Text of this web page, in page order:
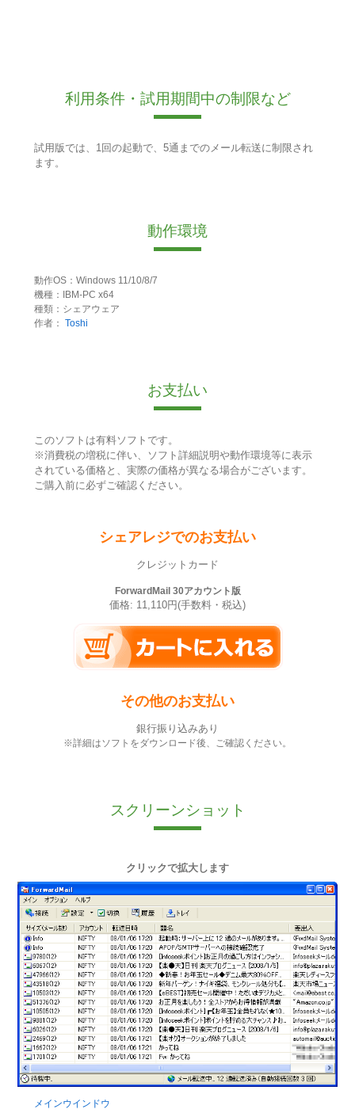
利用条件・試用期間中の制限など
試用版では、1回の起動で、5通までのメール転送に制限され
ます。
動作環境
動作OS：Windows 11/10/8/7
機種：IBM-PC x64
種類：シェアウェア
作者： Toshi
お支払い
このソフトは有料ソフトです。
※消費税の増税に伴い、ソフト詳細説明や動作環境等に表示
されている価格と、実際の価格が異なる場合がございます。
ご購入前に必ずご確認ください。
シェアレジでのお支払い
クレジットカード
ForwardMail 30アカウント版
価格: 11,110円(手数料・税込)
その他のお支払い
銀行振り込みあり
※詳細はソフトをダウンロード後、ご確認ください。
スクリーンショット
クリックで拡大します
メインウインドウ